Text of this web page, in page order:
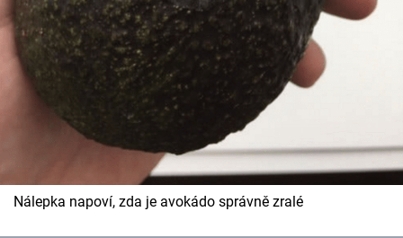
Nálepka napoví, zda je avokádo správně zralé